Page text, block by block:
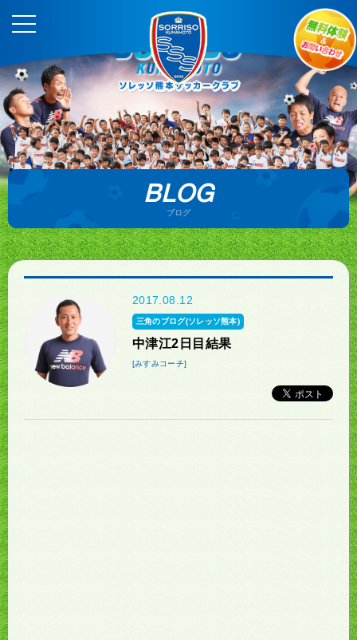
BLOG
ブログ
2017.08.12
三角のブログ(ソレッソ熊本)
中津江2日目結果
[みすみコーチ]